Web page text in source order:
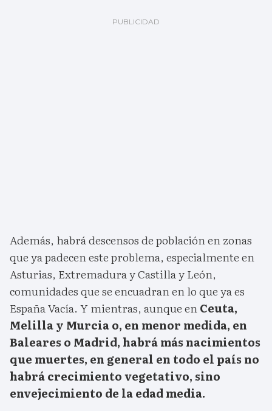
Además, habrá descensos de población en zonas
que ya padecen este problema, especialmente en
Asturias, Extremadura y Castilla y León,
comunidades que se encuadran en lo que ya es
España Vacía. Y mientras, aunque enCeuta,
Melilla y Murcia o, en menor medida, en
Baleares o Madrid, habrá más nacimientos
que muertes, en general en todo el país no
habrá crecimiento vegetativo, sino
envejecimiento de la edad media.